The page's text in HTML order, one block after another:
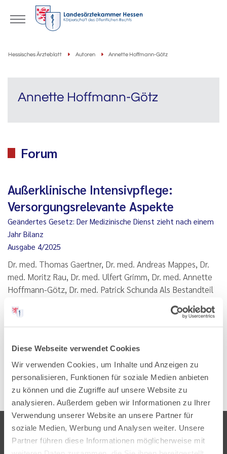
Diese Webseite verwendet Cookies
Wir verwenden Cookies, um Inhalte und Anzeigen zu
personalisieren, Funktionen für soziale Medien anbieten
zu können und die Zugriffe auf unsere Website zu
analysieren. Außerdem geben wir Informationen zu Ihrer
Verwendung unserer Website an unsere Partner für
soziale Medien, Werbung und Analysen weiter. Unsere
Partner führen diese Informationen möglicherweise mit
Hessisches Ärzteblatt Autoren Annette Hoffmann-Götz
Annette Hoffmann-Götz
Forum
Außerklinische Intensivpflege:
Versorgungsrelevante Aspekte
Geändertes Gesetz: Der Medizinische Dienst zieht nach einem
Jahr Bilanz
Ausgabe 4/2025
Dr. med. Thomas Gaertner, Dr. med. Andreas Mappes, Dr.
med. Moritz Rau, Dr. med. Ulfert Grimm, Dr. med. Annette
Hoffmann-Götz, Dr. med. Patrick Schunda Als Bestandteil
außerklinische Intensivpflege (AKI), schwerstkranke…